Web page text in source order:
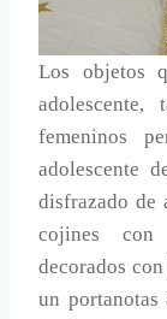
Los objetos
femeninos
adolescente
disfrazado de
cojines con
decorados
un portanotas